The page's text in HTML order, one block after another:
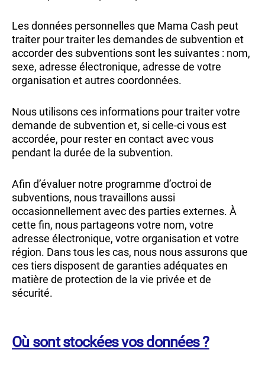
Les données personnelles que Mama Cash peut
traiter pour traiter les demandes de subvention et
accorder des subventions sont les suivantes : nom,
sexe, adresse électronique, adresse de votre
organisation et autres coordonnées.
Nous utilisons ces informations pour traiter votre
demande de subvention et, si celle-ci vous est
accordée, pour rester en contact avec vous
pendant la durée de la subvention.
Afin d’évaluer notre programme d’octroi de
subventions, nous travaillons aussi
occasionnellement avec des parties externes. À
cette fin, nous partageons votre nom, votre
adresse électronique, votre organisation et votre
région. Dans tous les cas, nous nous assurons que
ces tiers disposent de garanties adéquates en
matière de protection de la vie privée et de
sécurité.
Où sont stockées vos données ?